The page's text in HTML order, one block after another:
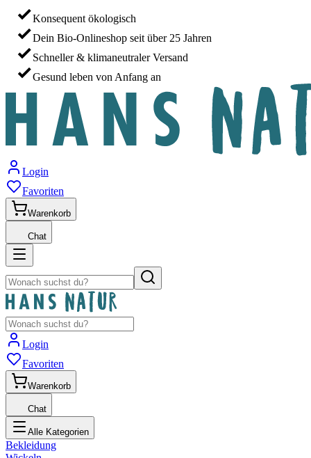
Konsequent ökologisch
Dein Bio-Onlineshop seit über 25 Jahren
Schneller & klimaneutraler Versand
Gesund leben von Anfang an
Login
Favoriten
Warenkorb
Chat
Login
Favoriten
Warenkorb
Chat
Alle Kategorien
Bekleidung